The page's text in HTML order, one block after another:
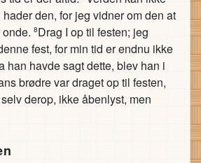
den, for jeg vidner om den at
8Drag I op til festen; jeg
fest, for min tid er endnu ikke
han havde sagt dette, blev han i
brødre var draget op til festen,
derop, ikke åbenlyst, men